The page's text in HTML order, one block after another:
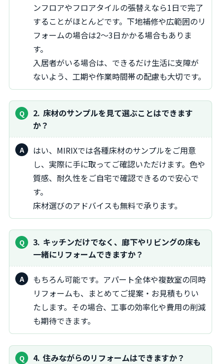
ンフロアやフロアタイルの張替えなら1日で完了
することがほとんどです。下地補修や広範囲のリ
フォームの場合は2～3日かかる場合もありま
す。
入居者がいる場合は、できるだけ生活に支障が
ないよう、工期や作業時間帯の配慮も大切です。
2 床材のサンプルを見て選ぶことはできます
か？
はい、MIRIXでは各種床材のサンプルをご用意
し、実際に手に取ってご確認いただけます。色や
質感、耐久性をご自宅で確認できるので安心で
す。
床材選びのアドバイスも無料で承ります。
3 キッチンだけでなく、廊下やリビングの床も
一緒にリフォームできますか？
もちろん可能です。アパート全体や複数室の同時
リフォームも、まとめてご提案・お見積もりい
たします。その場合、工事の効率化や費用の削減
も期待できます。
4 住みながらのリフォームはできますか？